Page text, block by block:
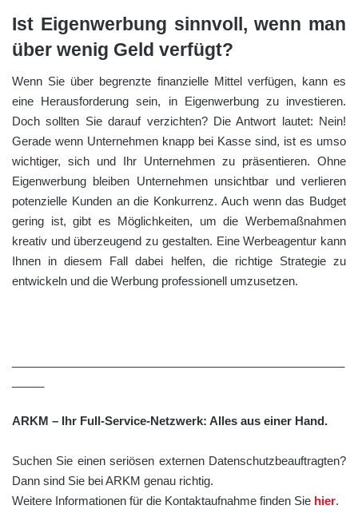
Ist Eigenwerbung sinnvoll, wenn man
über wenig Geld verfügt?
Wenn Sie über begrenzte finanzielle Mittel verfügen, kann es
eine Herausforderung sein, in Eigenwerbung zu investieren.
Doch sollten Sie darauf verzichten? Die Antwort lautet: Nein!
Gerade wenn Unternehmen knapp bei Kasse sind, ist es umso
wichtiger, sich und Ihr Unternehmen zu präsentieren. Ohne
Eigenwerbung bleiben Unternehmen unsichtbar und verlieren
potenzielle Kunden an die Konkurrenz. Auch wenn das Budget
gering ist, gibt es Möglichkeiten, um die Werbemaßnahmen
kreativ und überzeugend zu gestalten. Eine Werbeagentur kann
Ihnen in diesem Fall dabei helfen, die richtige Strategie zu
entwickeln und die Werbung professionell umzusetzen.
ARKM – Ihr Full-Service-Netzwerk: Alles aus einer Hand.
Suchen Sie einen seriösen externen Datenschutzbeauftragten?
Dann sind Sie bei ARKM genau richtig.
Weitere Informationen für die Kontaktaufnahme finden Sie hier.